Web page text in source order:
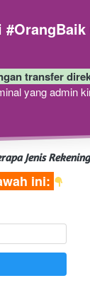
transfer
yang admin
Jenis Rekening
ini: